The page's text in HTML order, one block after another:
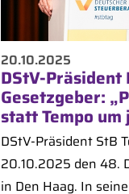
20.10.2025
DStV-
Gesetzgeber:
statt Tempo um
DStV-Präsident StB
20.10.2025 den 48.
in Den Haag. In